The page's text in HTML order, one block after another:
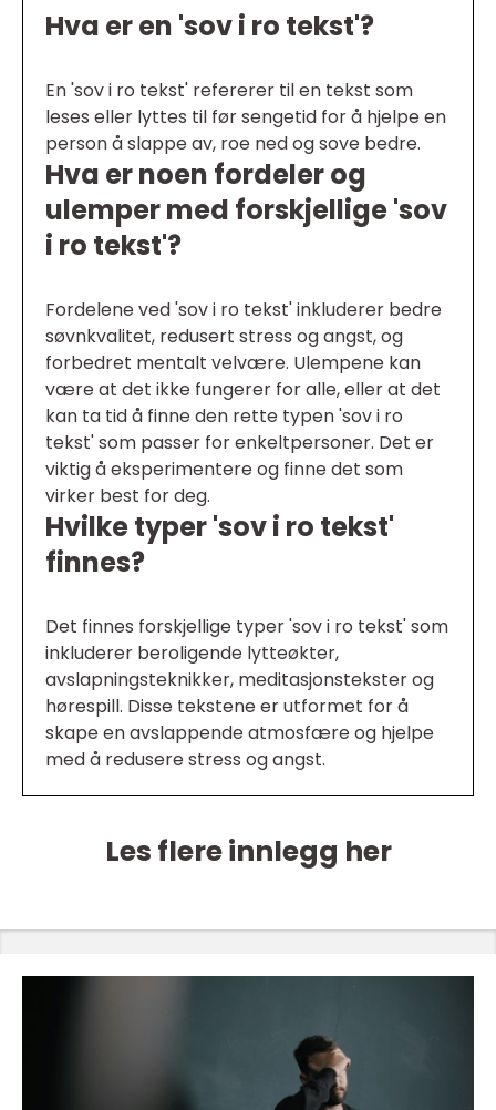
Hva er en 'sov i ro tekst'?
En 'sov i ro tekst' refererer til en tekst som
leses eller lyttes til før sengetid for å hjelpe en
person å slappe av, roe ned og sove bedre.
Hva er noen fordeler og
ulemper med forskjellige 'sov
i ro tekst'?
Fordelene ved 'sov i ro tekst' inkluderer bedre
søvnkvalitet, redusert stress og angst, og
forbedret mentalt velvære. Ulempene kan
være at det ikke fungerer for alle, eller at det
kan ta tid å finne den rette typen 'sov i ro
tekst' som passer for enkeltpersoner. Det er
viktig å eksperimentere og finne det som
virker best for deg.
Hvilke typer 'sov i ro tekst'
finnes?
Det finnes forskjellige typer 'sov i ro tekst' som
inkluderer beroligende lytteøkter,
avslapningsteknikker, meditasjonstekster og
hørespill. Disse tekstene er utformet for å
skape en avslappende atmosfære og hjelpe
med å redusere stress og angst.
Les flere innlegg her